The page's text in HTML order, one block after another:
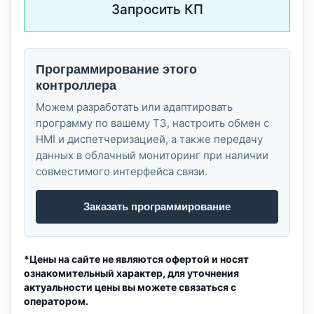
Запросить КП
Программирование этого
контроллера
Можем разработать или адаптировать
программу по вашему ТЗ, настроить обмен с
HMI и диспетчеризацией, а также передачу
данных в облачный мониторинг при наличии
совместимого интерфейса связи.
Заказать программирование
*Цены на сайте не являются офертой и носят
ознакомительный характер, для уточнения
актуальности цены вы можете связаться с
оператором.